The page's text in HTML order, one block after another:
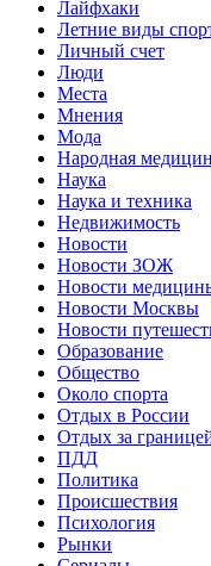
Лайфхаки
Летние виды
Личный счет
Люди
Места
Мнения
Мода
Народная
Наука
Наука и техника
Недвижимость
Новости
Новости ЗОЖ
Новости
Новости Москвы
Новости
Образование
Общество
Около спорта
Отдых в России
Отдых за
ПДД
Политика
Происшествия
Психология
Рынки